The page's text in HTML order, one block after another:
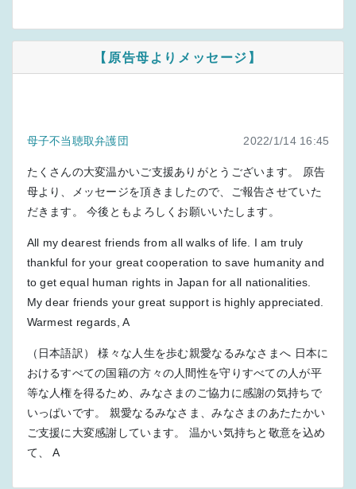
【原告母よりメッセージ】
母子不当聴取弁護団 2022/1/14 16:45
たくさんの大変温かいご支援ありがとうございます。 原告
母より、メッセージを頂きましたので、ご報告させていた
だきます。 今後ともよろしくお願いいたします。
All my dearest friends from all walks of life. I am truly
thankful for your great cooperation to save humanity and
to get equal human rights in Japan for all nationalities.
My dear friends your great support is highly appreciated.
Warmest regards, A
（日本語訳） 様々な人生を歩む親愛なるみなさまへ 日本に
おけるすべての国籍の方々の人間性を守りすべての人が平
等な人権を得るため、みなさまのご協力に感謝の気持ちで
いっぱいです。 親愛なるみなさま、みなさまのあたたかい
ご支援に大変感謝しています。 温かい気持ちと敬意を込め
て、 A